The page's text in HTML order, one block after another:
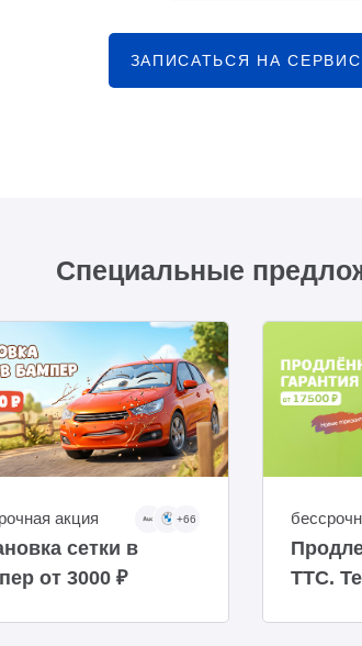
ЗАПИСАТЬСЯ НА СЕРВИС
Специальные
акция +66
сетки в
от 3000 ₽
ТТС.